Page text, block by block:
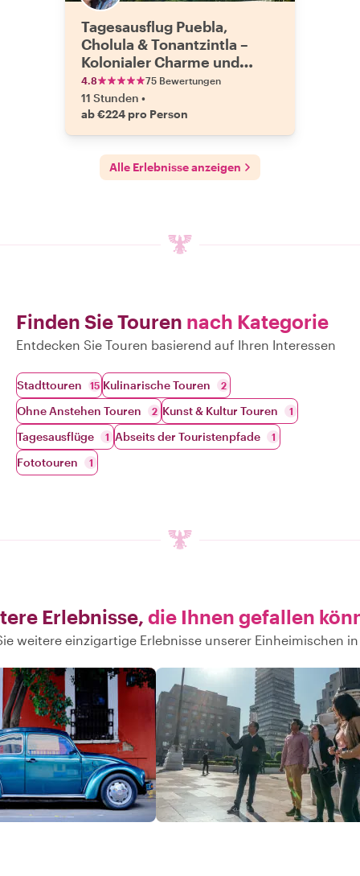
Tagesausflug Puebla,
Cholula & Tonantzintla –
Kolonialer Charme und
barocke Pracht
4.8 75 Bewertungen
11 Stunden •
ab €224 pro Person
Alle Erlebnisse anzeigen
Finden Sie Touren nach Kategorie
Entdecken Sie Touren basierend auf Ihren Interessen
Stadttouren 15 Kulinarische Touren 2
Ohne Anstehen Touren 2 Kunst & Kultur Touren 1
Tagesausflüge 1 Abseits der Touristenpfade 1
Fototouren 1
Erlebnisse, die Ihnen gefallen
weitere einzigartige Erlebnisse unserer Einheimischen